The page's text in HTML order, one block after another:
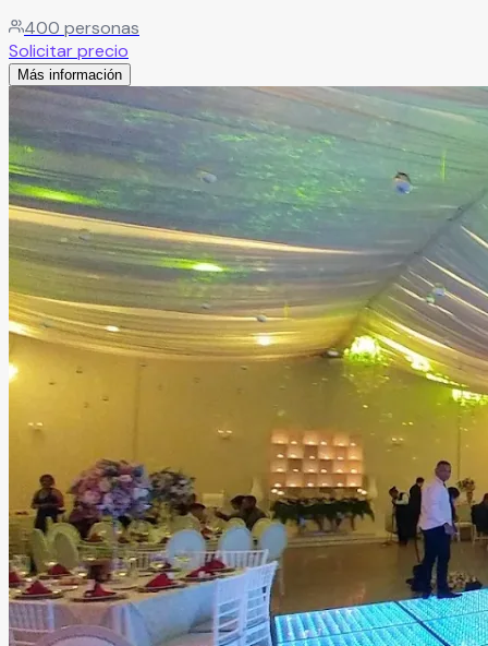
comprometidos.
400 personas
Solicitar precio
Más información